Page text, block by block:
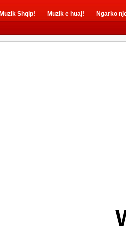
Muzik Shqip! Muzik e huaj! Ngarko